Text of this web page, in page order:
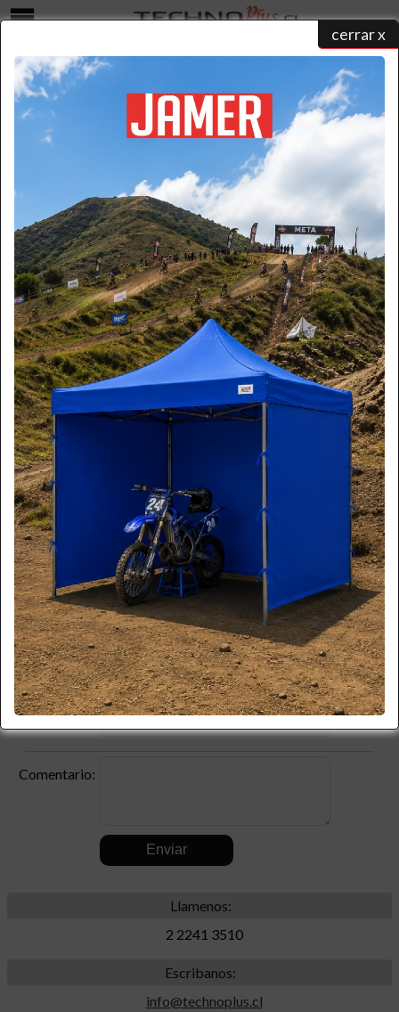
cerrar x
COTIZAR
catálogo de productos/ .../ cotizar
Seleccione una forma para realizar su contacto y un ejecutivo
atenderá su solicitud:
Formulario
Por favor ingrese la información necesaria.(* Requerido)
Nombre:
*
Apellido: *
Teléfono:
Celular:
Empresa:
RUT: *
Producto:
Código:
Comentario:
Llamenos:
2 2241 3510
Escribanos:
info@technoplus.cl